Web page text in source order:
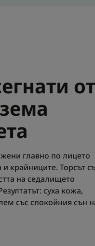
от
главно по лицето
крайниците. Торсът
на седалището
суха кожа,
със спокойния сън